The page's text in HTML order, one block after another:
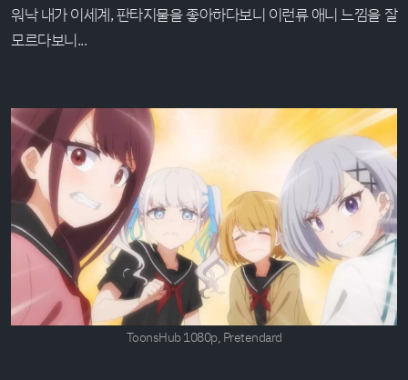
워낙 내가 이세계, 판타지물을 좋아하다보니 이런류 애니 느낌을 잘
모르다보니...
ToonsHub 1080p, Pretendard